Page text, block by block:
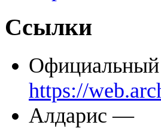
Ссылки
https://
Алдарис —